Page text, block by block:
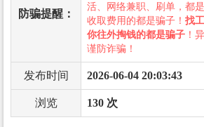
防骗提醒：
活、网络兼职、刷单，都
收取费用的都是骗子！ 找
你往外掏钱的都是骗子 ！
谨防诈骗！
发布时间 2026-06-04 20:03:43
浏览 130 次